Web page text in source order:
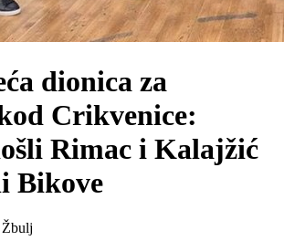
dionica za
Crikvenice:
Rimac i Kalajžić
Bikove
Žbulj